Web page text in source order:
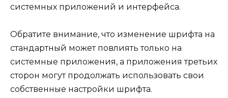
системных приложений и интерфейса.
Обратите внимание, что изменение шрифта на
стандартный может повлиять только на
системные приложения, а приложения третьих
сторон могут продолжать использовать свои
собственные настройки шрифта.